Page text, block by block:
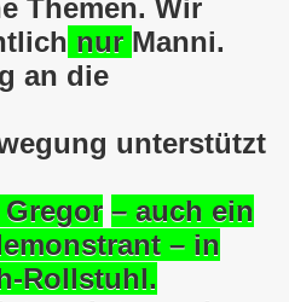
Themen. Wir
nur Manni.
an die
unterstützt
– auch ein
– in
Rollstuhl.
hier bei uns in
am 08.09.2025 hier bei
um 17.30 Uhr,
Montagsdemo-
es ist zeitgleich am
Gelsenkirchener